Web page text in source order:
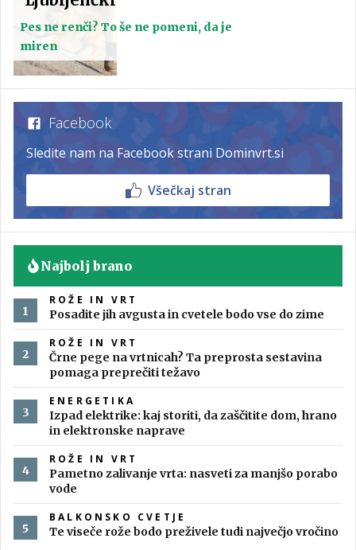
Pes ne renči? To še ne pomeni, da je
miren
Facebook
Sledite nam na Facebook strani Dominvrt.si
Všečkaj stran
Najbolj brano
ROŽE IN VRT
Posadite jih avgusta in cvetele bodo vse do zime
ROŽE IN VRT
Črne pege na vrtnicah? Ta preprosta sestavina
pomaga preprečiti težavo
ENERGETIKA
Izpad elektrike: kaj storiti, da zaščitite dom, hrano
in elektronske naprave
ROŽE IN VRT
Pametno zalivanje vrta: nasveti za manjšo porabo
vode
BALKONSKO CVETJE
Te viseče rože bodo preživele tudi največjo vročino